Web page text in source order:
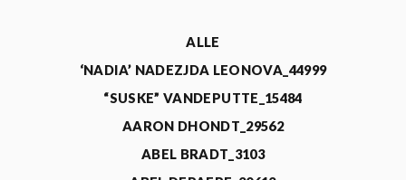
ALLE
‘NADIA’ NADEZJDA LEONOVA_44999
“SUSKE” VANDEPUTTE_15484
AARON DHONDT_29562
ABEL BRADT_3103